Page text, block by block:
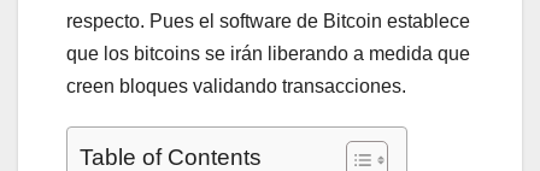
respecto. Pues el software de Bitcoin establece
que los bitcoins se irán liberando a medida que
creen bloques validando transacciones.
Table of Contents